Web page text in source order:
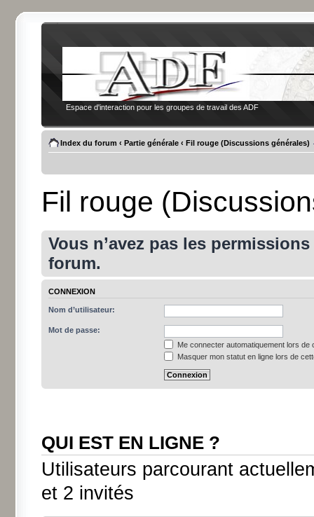
Espace d'interaction pour les groupes de travail des ADF
Index du forum ‹ Partie générale ‹ Fil rouge (Discussions générales)
Fil rouge
Vous n’avez pas les
forum.
CONNEXION
Nom d’utilisateur:
Mot de passe:
Me connecter automatiquement lors de
Masquer mon statut en ligne lors de
QUI EST EN LIGNE ?
Utilisateurs parcourant
et 2 invités